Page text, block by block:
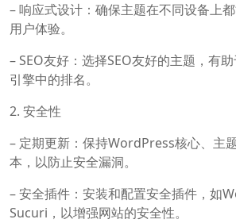
– 响应式设计：确保主题在不同设备上
用户体验。
– SEO友好：选择SEO友好的主题，有
引擎中的排名。
2. 安全性
– 定期更新：保持WordPress核心、主
本，以防止安全漏洞。
– 安全插件：安装和配置安全插件，如
Sucuri，以增强网站的安全性。